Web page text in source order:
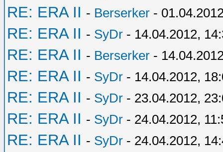
RE: ERA II - Berserker -
RE: ERA II - SyDr - 14.04.2012,
RE: ERA II - Berserker -
RE: ERA II - SyDr - 14.04.2012,
RE: ERA II - SyDr - 23.04.2012,
RE: ERA II - SyDr - 24.04.2012,
RE: ERA II - SyDr - 24.04.2012,